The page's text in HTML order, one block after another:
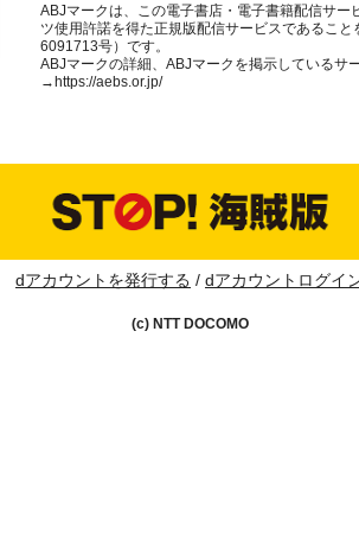
ABJマークは、この電子書店・電子書籍配信サー
ツ使用許諾を得た正規版配信サービスであるこ
6091713号）です。
ABJマークの詳細、ABJマークを掲示しているサ
→ https://aebs.or.jp/
dアカウントを発行する dアカウントログイ
(c) NTT DOCOMO